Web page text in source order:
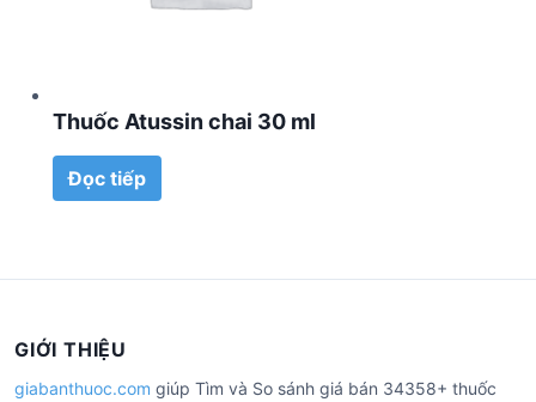
Thuốc Atussin chai 30 ml
Đọc tiếp
GIỚI THIỆU
giabanthuoc.com giúp Tìm và So sánh giá bán 34358+ thuốc